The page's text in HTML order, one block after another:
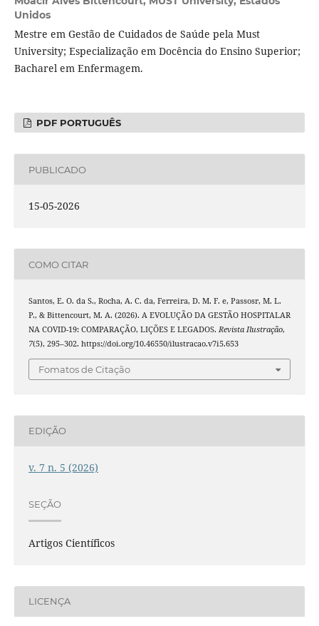
Unidos
Mestre em Gestão de Cuidados de Saúde pela Must
University; Especialização em Docência do Ensino Superior;
Bacharel em Enfermagem.
PDF PORTUGUÊS
PUBLICADO
15-05-2026
COMO CITAR
Santos, E. O. da S., Rocha, A. C. da, Ferreira, D. M. F. e, Passosr, M. L.
P., & Bittencourt, M. A. (2026). A EVOLUÇÃO DA GESTÃO HOSPITALAR
NA COVID-19: COMPARAÇÃO, LIÇÕES E LEGADOS. Revista Ilustração,
7(5), 295–302. https://doi.org/10.46550/ilustracao.v7i5.653
Fomatos de Citação
EDIÇÃO
v. 7 n. 5 (2026)
SEÇÃO
Artigos Científicos
LICENÇA